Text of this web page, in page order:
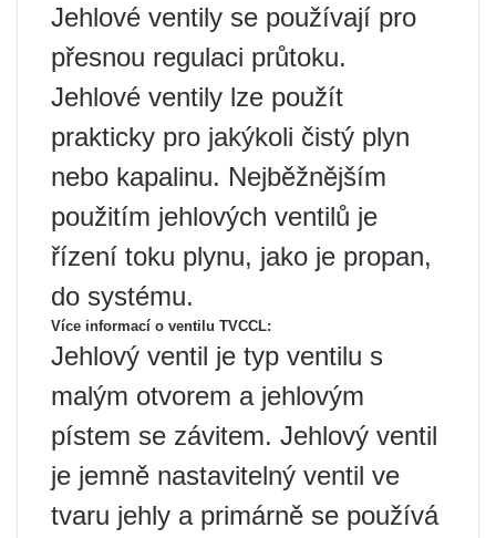
Jehlové ventily se používají pro
přesnou regulaci průtoku.
Jehlové ventily lze použít
prakticky pro jakýkoli čistý plyn
nebo kapalinu. Nejběžnějším
použitím jehlových ventilů je
řízení toku plynu, jako je propan,
do systému.
Více informací o ventilu TVCCL:
Jehlový ventil je typ ventilu s
malým otvorem a jehlovým
pístem se závitem. Jehlový ventil
je jemně nastavitelný ventil ve
tvaru jehly a primárně se používá